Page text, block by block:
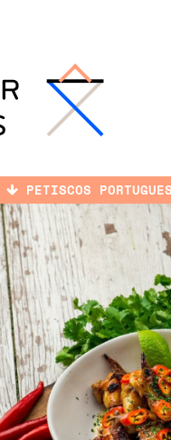
PETISCOS